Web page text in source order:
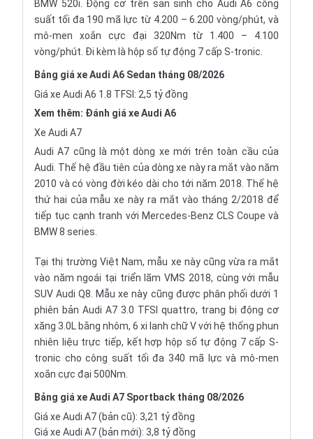
BMW 520i. Động cơ trên sản sinh cho Audi A6 công
suất tối đa 190 mã lực từ 4.200 – 6.200 vòng/phút, và
mô-men xoắn cực đại 320Nm từ 1.400 – 4.100
vòng/phút. Đi kèm là hộp số tự động 7 cấp S-tronic.
Bảng giá xe Audi A6 Sedan tháng 08/2026
Giá xe Audi A6 1.8 TFSI: 2,5 tỷ đồng
Xem thêm: Đánh giá xe Audi A6
Xe Audi A7
Audi A7 cũng là một dòng xe mới trên toàn cầu của
Audi. Thế hệ đầu tiên của dòng xe này ra mắt vào năm
2010 và có vòng đời kéo dài cho tới năm 2018. Thế hệ
thứ hai của mẫu xe này ra mắt vào tháng 2/2018 để
tiếp tục cạnh tranh với Mercedes-Benz CLS Coupe và
BMW 8 series.
Tại thị trường Việt Nam, mẫu xe này cũng vừa ra mắt
vào năm ngoái tại triển lãmVMS 2018, cùng với mẫu
SUV Audi Q8. Mẫu xe này cũng được phân phối dưới 1
phiên bản Audi A7 3.0 TFSI quattro, trang bị động cơ
xăng 3.0L bằng nhôm, 6 xi lanh chữ V với hệ thống phun
nhiên liệu trực tiếp, kết hợp hộp số tự động 7 cấp S-
tronic cho công suất tối đa 340 mã lực và mô-men
xoắn cực đại 500Nm.
Bảng giá xe Audi A7 Sportback tháng 08/2026
Giá xe Audi A7 (bản cũ): 3,21 tỷ đồng
Giá xe Audi A7 (bản mới): 3,8 tỷ đồng